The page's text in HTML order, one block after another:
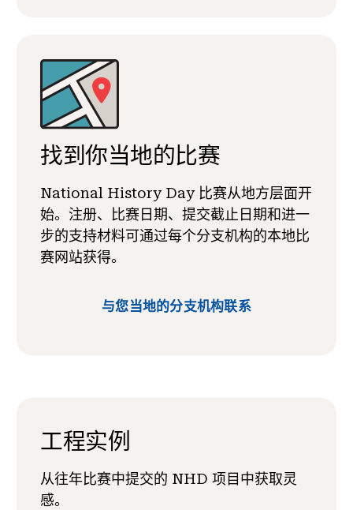
找到你当地的比赛
National History Day 比赛从地方层面开
始。注册、比赛日期、提交截止日期和进一
步的支持材料可通过每个分支机构的本地比
赛网站获得。
与您当地的分支机构联系
工程实例
从往年比赛中提交的 NHD 项目中获取灵
感。